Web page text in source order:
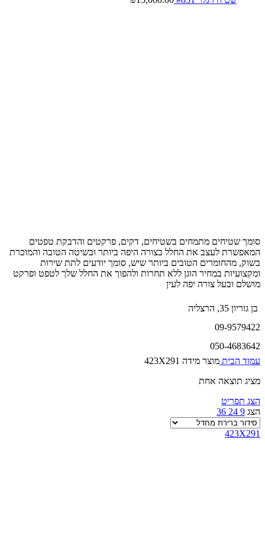
סומך שטיחים מתמחים בשטיחים, דקים, פרקטים והדבקת טפטים
המאפשרת לעצב את החלל בצורה היפה ביותר ובשיטה הטובה והמוכרת
בשוק, מהחומרים הטובים ביותר שיש, סומך יודעים לתת שירות
ומקצועיות במחיר הוגן ללא תחרות ולהפוך את החלל שלך לטפט ופרקט
מושלם ובעל צורה יפה לעין
בן גוריון 35, הרצליה
09-9579422
050-4683642
עמוד הבית מוצר מידה 423X291
מציג תוצאה אחת
הצג תפריט
הצג 9
24
36
423X291